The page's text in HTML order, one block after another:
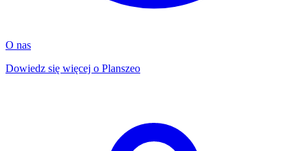
O nas
Dowiedz się więcej o Planszeo